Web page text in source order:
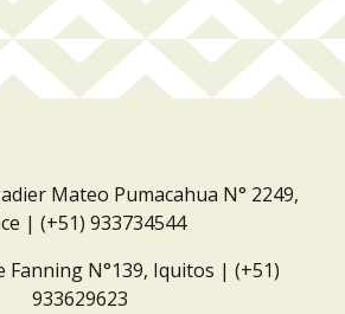
Mateo Pumacahua N° 2249,
| (+51) 933734544
Fanning N°139, Iquitos | (+51)
933629623